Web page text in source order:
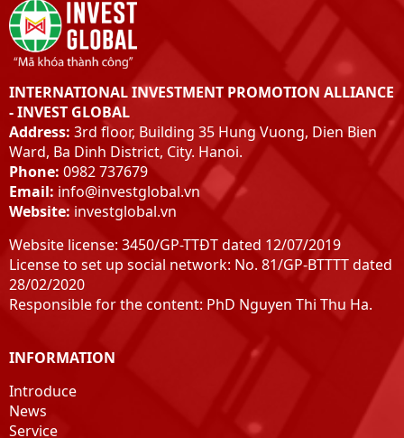
INTERNATIONAL INVESTMENT PROMOTION ALLIANCE
- INVEST GLOBAL
Address: 3rd floor, Building 35 Hung Vuong, Dien Bien
Ward, Ba Dinh District, City. Hanoi.
Phone: 0982 737679
Email: info@investglobal.vn
Website: investglobal.vn
Website license: 3450/GP-TTĐT dated 12/07/2019
License to set up social network: No. 81/GP-BTTTT dated
28/02/2020
Responsible for the content: PhD Nguyen Thi Thu Ha.
INFORMATION
Introduce
News
Service